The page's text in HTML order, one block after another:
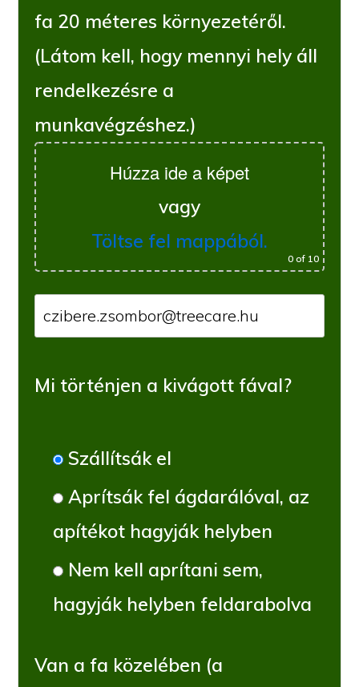
fa 20 méteres környezetéről.
(Látom kell, hogy mennyi hely áll
rendelkezésre a
munkavégzéshez.)
Húzza ide a képet
vagy
Töltse fel mappából.
0of 10
Mi történjen a kivágott fával?
Szállítsák el
Aprítsák fel ágdarálóval, az
apítékot hagyják helyben
Nem kell aprítani sem,
hagyják helyben feldarabolva
Van a fa közelében (a